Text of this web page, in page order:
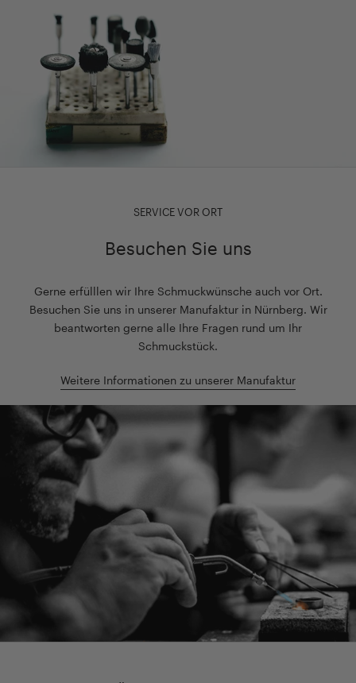
SERVICE VOR ORT
Besuchen Sie uns
Gerne erfülllen wir Ihre Schmuckwünsche auch vor Ort.
Besuchen Sie uns in unserer Manufaktur in Nürnberg. Wir
beantworten gerne alle Ihre Fragen rund um Ihr
Schmuckstück.
Weitere Informationen zu unserer Manufaktur